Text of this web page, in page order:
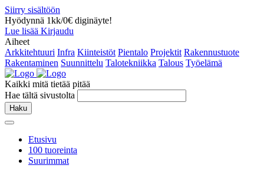
Siirry sisältöön
Hyödynnä 1kk/0€ diginäyte!
Lue lisää Kirjaudu
Aiheet
Arkkitehtuuri Infra Kiinteistöt Pientalo Projektit Rakennustuote
Rakentaminen Suunnittelu Talotekniikka Talous Työelämä
Kaikki mitä tietää pitää
Hae tältä sivustolta
Haku
Etusivu
100 tuoreinta
Suurimmat